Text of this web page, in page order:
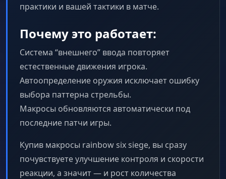
практики и вашей тактики в матче.
Почему это работает:
Система “внешнего” ввода повторяет
естественные движения игрока.
Автоопределение оружия исключает ошибку
выбора паттерна стрельбы.
Макросы обновляются автоматически под
последние патчи игры.
Купив макросы rainbow six siege, вы сразу
почувствуете улучшение контроля и скорости
реакции, а значит — и рост количества